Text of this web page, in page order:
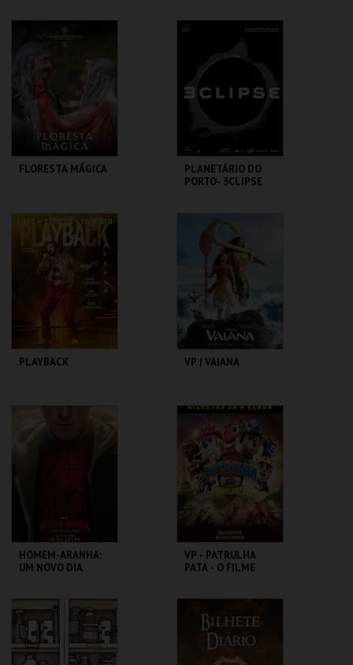
CINEMAS CINEMAX
PENAFIEL
COMPRAR
SANTA MARIA DA
FLORESTA MÁGICA
SANTA MARIA DA
MAIS INFO
COMPRAR
PLANETÁRIO DO
PORTO- 3CLIPSE
PLANETÁRIO DO
PORTO
MAIS INFO
COMPRAR
PLAYBACK VP | VAIANA
CINEMAS CINEMAX
PENAFIEL
MAIS INFO
COMPRAR
HOMEM-ARANHA:
UM NOVO DIA
CINEMAS CINEMAX
PENAFIEL
MAIS INFO
VP - PATRULHA
PATA - O FILME
PENAFIEL
MAIS INFO